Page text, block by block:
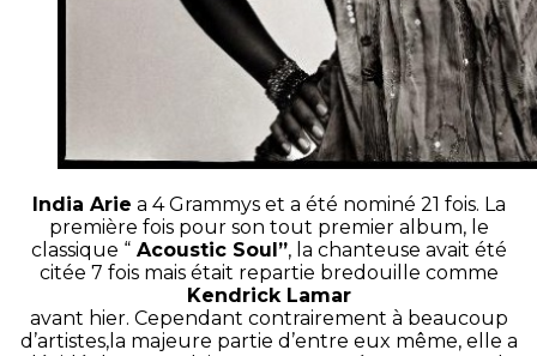
India Arie a 4 Grammys et a été nominé 21 fois. La
première fois pour son tout premier album, le
classique “Acoustic Soul”, la chanteuse avait été
citée 7 fois mais était repartie bredouille comme
Kendrick Lamar
avant hier. Cependant contrairement à beaucoup
d’artistes,la majeure partie d’entre eux même, elle a